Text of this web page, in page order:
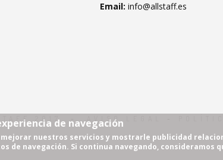
Email: info@allstaff.es
2017 AVISO LEGAL
de navegación
nuestros servicios y mostrarle publicidad
de navegación. Si continua navegando, consideramos